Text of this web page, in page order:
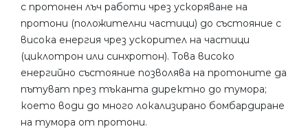
с протонен лъч работи чрез ускоряване на
протони (положителни частици) до състояние с
висока енергия чрез ускорител на частици
(циклотрон или синхротон). Това високо
енергийно състояние позволява на протоните да
пътуват през тъканта директно до тумора;
което води до много локализирано бомбардиране
на тумора от протони.